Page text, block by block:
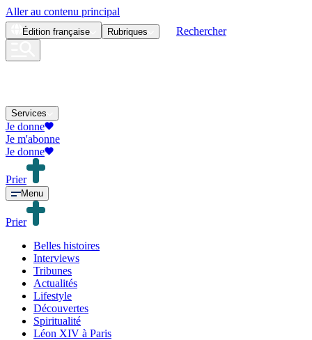
Aller au contenu principal
Édition française Rubriques Rechercher
Services
Je donne
Je m'abonne
Je donne
Prier
Menu
Prier
Belles histoires
Interviews
Tribunes
Actualités
Lifestyle
Découvertes
Spiritualité
Léon XIV à Paris